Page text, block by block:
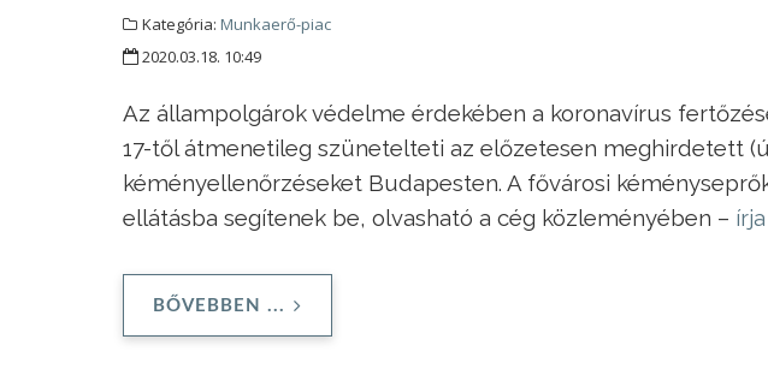
Kategória: Munkaerő-piac
2020.03.18. 10:49
Az állampolgárok védelme érdekében a koronavírus
17-től átmenetileg szünetelteti az előzetesen meghirdetett
kéményellenőrzéseket Budapesten. A fővárosi
ellátásba segítenek be, olvasható a cég közleményében –
BŐVEBBEN ...